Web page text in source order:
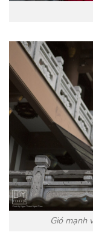
Gió mạnh